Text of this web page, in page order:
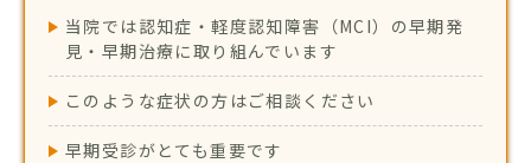
当院では認知症・軽度認知障害（MCI）の早期発
見・早期治療に取り組んでいます
このような症状の方はご相談ください
早期受診がとても重要です